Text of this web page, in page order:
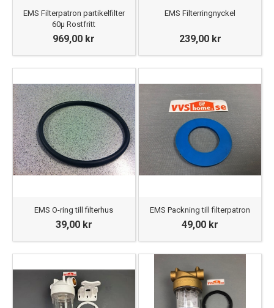
EMS Filterpatron partikelfilter
60μ Rostfritt
969,00 kr
EMS Filterringnyckel
239,00 kr
EMS O-ring till filterhus
39,00 kr
EMS Packning till filterpatron
49,00 kr